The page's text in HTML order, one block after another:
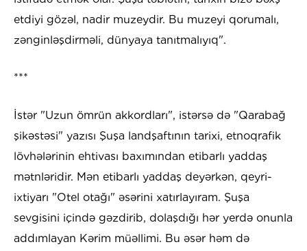
etdiyi gözəl, nadir muzeydir. Bu muzeyi qorumalı,
zənginləşdirməli, dünyaya tanıtmalıyıq".
***
İstər "Uzun ömrün akkordları", istərsə də "Qarabağ
şikəstəsi" yazısı Şuşa landşaftının tarixi, etnoqrafik
lövhələrinin ehtivası baxımından etibarlı yaddaş
mətnləridir. Mən etibarlı yaddaş deyərkən, qeyri-
ixtiyarı "Otel otağı" əsərini xatırlayıram. Şuşa
sevgisini içində gəzdirib, dolaşdığı hər yerdə onunla
addımlayan Kərim müəllimi. Bu əsər həm də